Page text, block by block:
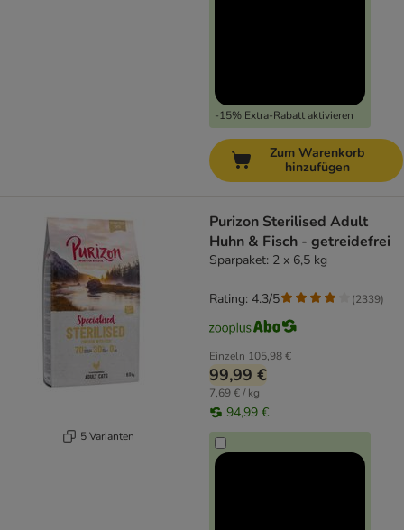
-15% Extra-Rabatt aktivieren
Zum Warenkorb
hinzufügen
5 Varianten
Purizon Sterilised Adult
Huhn & Fisch - getreidefrei
Sparpaket: 2 x 6,5 kg
Einzeln 105,98 €
99,99 €
7,69 € / kg
94,99 €
Rating: 4.3/5 (2339)